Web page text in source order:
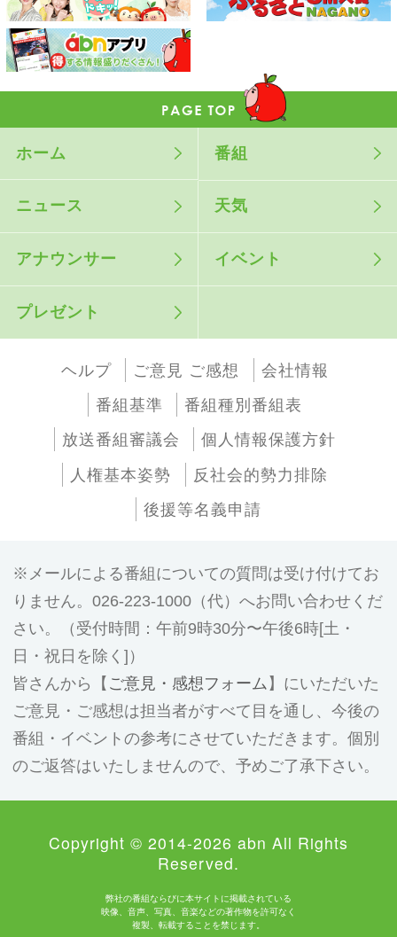
ホーム 番組
ニュース 天気
アナウンサー イベント
プレゼント
ヘルプ ご意見 ご感想
会社情報
番組基準
番組種別番組表
放送番組審議会
個人情報保護方針
人権基本姿勢
反社会的勢力排除
後援等名義申請
メールによる番組についての質問は受け付けてお
りません。026-223-1000（代）へお問い合わせくだ
さい。（受付時間：午前9時30分〜午後6時[土・
日・祝日を除く]）
皆さんから【 ご意見・感想フォーム 】にいただいた
ご意見・ご感想は担当者がすべて目を通し、今後の
番組・イベントの参考にさせていただきます。個別
のご返答はいたしませんので、予めご了承下さい。
Copyright © 2014-2026 abn All Rights
Reserved.
弊社の番組ならびに本サイトに掲載されている
映像、音声、写真、音楽などの著作物を許可なく
複製、転載することを禁じます。